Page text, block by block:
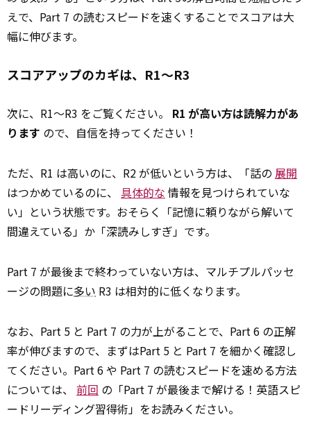
えで、Part 7 の読むスピードを速くすることでスコアは大
幅に伸びます。
スコアアップのカギは、R1～R3
次に、R1～R3 をご覧ください。 R1 が高い方は読解力があ
ります ので、自信を持ってください！
ただ、R1 は高いのに、R2 が低いという方は、「話の 展開
はつかめているのに、 具体的な 情報を見つけられていな
い」という状態です。おそらく「記憶に頼りながら解いて
間違えている」か「深読みしすぎ」です。
Part 7 が最後まで終わっていない方は、マルチプルパッセ
ージの問題に多い R3 は相対的に低くなります。
なお、Part 5 と Part 7 の力が上がることで、Part 6 の正解
率が伸びますので、まずはPart 5 と Part 7 を細かく確認し
てください。Part 6 や Part 7 の読むスピードを速める方法
については、 前回 の「Part 7 が最後まで解ける！英語スピ
ードリーディング習得術」をお読みください。